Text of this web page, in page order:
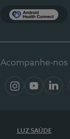
Acompanhe-nos
LUZ SAÚDE